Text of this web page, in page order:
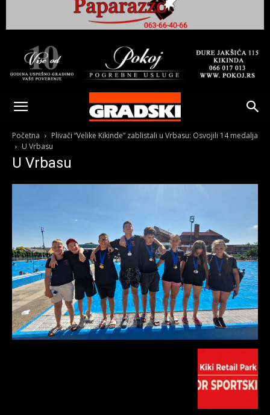
Gradski
Online
Kikinda
Početna
Plivači “Velike Kikinde” zablistali u Vrbasu: Osvojili 14 medalja
U Vrbasu
U Vrbasu